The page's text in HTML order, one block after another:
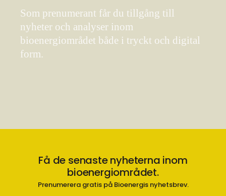
Som prenumerant får du tillgång till
nyheter och analyser inom
bioenergiområdet både i tryckt och digital
form.
Få de senaste nyheterna inom
bioenergiområdet.
Prenumerera gratis på Bioenergis nyhetsbrev.